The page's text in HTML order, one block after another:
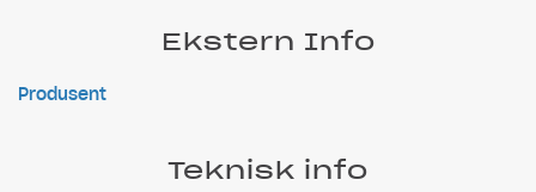
Ekstern Info
Produsent
Teknisk info